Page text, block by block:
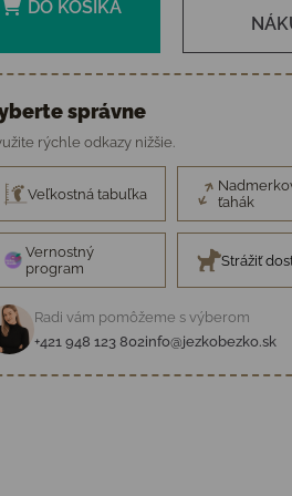
DO KOŠÍKA
správne
rýchle odkazy nižšie.
Veľkostná tabuľka
ťahák
Vernostný
program
Strážiť
Radi vám pomôžeme s výberom
+421 948 123 802info@jezkobezko.sk